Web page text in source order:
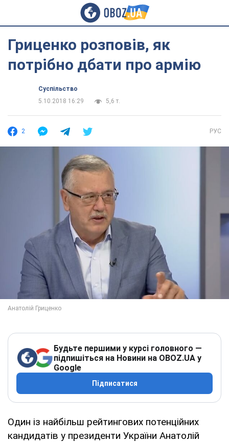
Гриценко розповів, як
потрібно дбати про армію
Суспільство
5.10.2018 16:29
5,6 т.
2 РУС
Будьте першими у курсі головного —
підпишіться на Новини на OBOZ.UA у
Google
Підписатися
Один із найбільш рейтингових потенційних
кандидатів у президенти України Анатолій